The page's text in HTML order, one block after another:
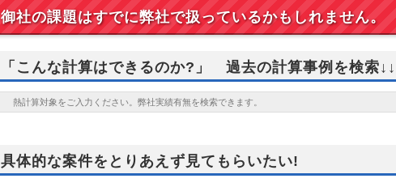
御社の課題はすでに弊社で扱っているかもしれません。
「こんな計算はできるのか?」 過去の計算事例を検索
具体的な案件をとりあえず見てもらいたい!